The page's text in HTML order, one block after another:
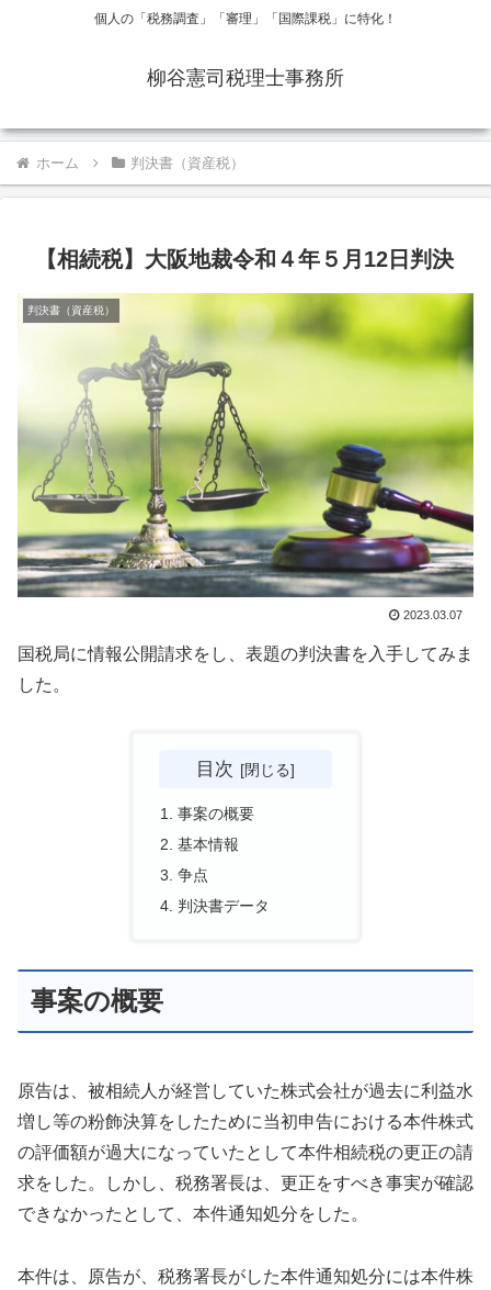
個人の「税務調査」「審理」「国際課税」に特化！
柳谷憲司税理士事務所
ホーム 判決書（資産税）
【相続税】大阪地裁令和４年５月12日判決
判決書（資産税）
2023.03.07
国税局に情報公開請求をし、表題の判決書を入手してみま
した。
目次
事案の概要
基本情報
争点
判決書データ
事案の概要
原告は、被相続人が経営していた株式会社が過去に利益水
増し等の粉飾決算をしたために当初申告における本件株式
の評価額が過大になっていたとして本件相続税の更正の請
求をした。しかし、税務署長は、更正をすべき事実が確認
できなかったとして、本件通知処分をした。
本件は、原告が、税務署長がした本件通知処分には本件株